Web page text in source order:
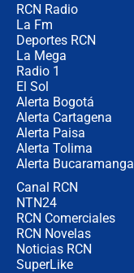
RCN Radio
La Fm
Deportes RCN
La Mega
Radio 1
El Sol
Alerta Bogotá
Alerta Cartagena
Alerta Paisa
Alerta Tolima
Alerta Bucaramanga
Canal RCN
NTN24
RCN Comerciales
RCN Novelas
Noticias RCN
SuperLike